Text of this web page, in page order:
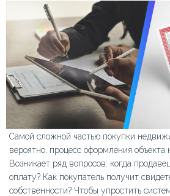
Самой сложной частью покупки
вероятно, процесс оформления объекта
Возникает ряд вопросов: когда
оплату? Как покупатель получит
собственности? Чтобы упростить